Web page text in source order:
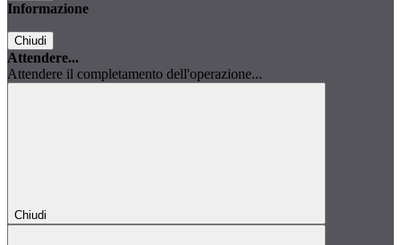
Informazione
Chiudi
Attendere...
Attendere il completamento dell'operazione...
Chiudi